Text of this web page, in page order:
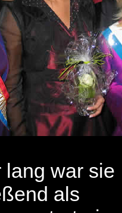
lang war sie
als